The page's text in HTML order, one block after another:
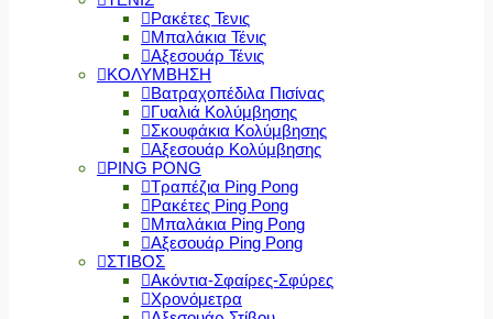
Ρακέτες Τενις
Μπαλάκια Τένις
Αξεσουάρ Τένις
ΚΟΛΥΜΒΗΣΗ
Βατραχοπέδιλα Πισίνας
Γυαλιά Κολύμβησης
Σκουφάκια Κολύμβησης
Αξεσουάρ Κολύμβησης
PING PONG
Τραπέζια Ping Pong
Ρακέτες Ping Pong
Μπαλάκια Ping Pong
Αξεσουάρ Ping Pong
ΣΤΙΒΟΣ
Ακόντια-Σφαίρες-Σφύρες
Χρονόμετρα